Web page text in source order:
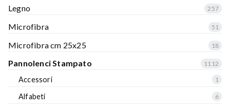
Legno 257
Microfibra 51
Microfibra cm 25x25 18
Pannolenci Stampato 1112
Accessori 1
Alfabeti 6